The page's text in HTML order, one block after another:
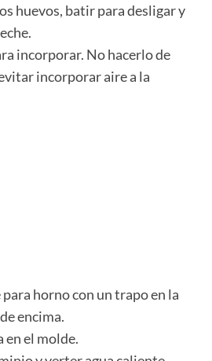
huevos, batir para desligar y
incorporar. No hacerlo de
incorporar aire a la
horno con un trapo en la
encima.
en el molde.